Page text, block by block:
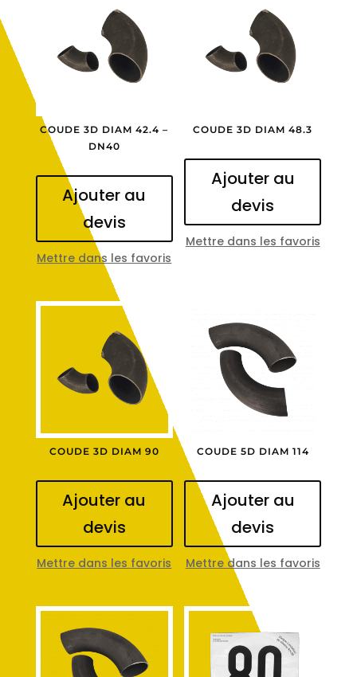
COUDE 3D DIAM 42.4 –
DN40
Ajouter au
devis
Mettre dans les favoris
COUDE 3D DIAM 48.3
Ajouter au
devis
Mettre dans les favoris
COUDE 3D DIAM 90
Ajouter au
devis
Mettre dans les favoris
COUDE 5D DIAM 114
Ajouter au
devis
Mettre dans les favoris